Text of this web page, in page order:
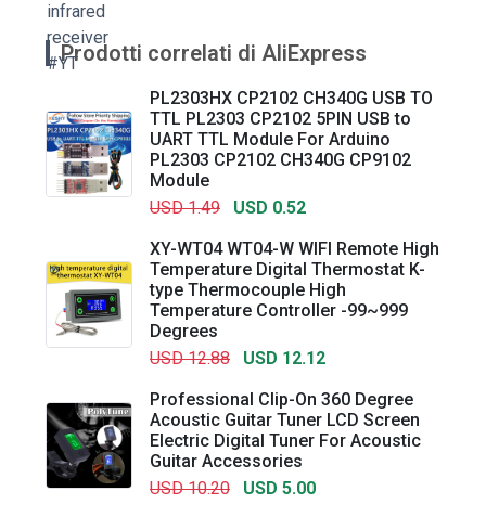
Prodotti correlati di AliExpress
PL2303HX CP2102 CH340G USB TO
TTL PL2303 CP2102 5PIN USB to
UART TTL Module For Arduino
PL2303 CP2102 CH340G CP9102
Module
USD 1.49
USD 0.52
XY-WT04 WT04-W WIFI Remote High
Temperature Digital Thermostat K-
type Thermocouple High
Temperature Controller -99~999
Degrees
USD 12.88
USD 12.12
Professional Clip-On 360 Degree
Acoustic Guitar Tuner LCD Screen
Electric Digital Tuner For Acoustic
Guitar Accessories
USD 10.20
USD 5.00